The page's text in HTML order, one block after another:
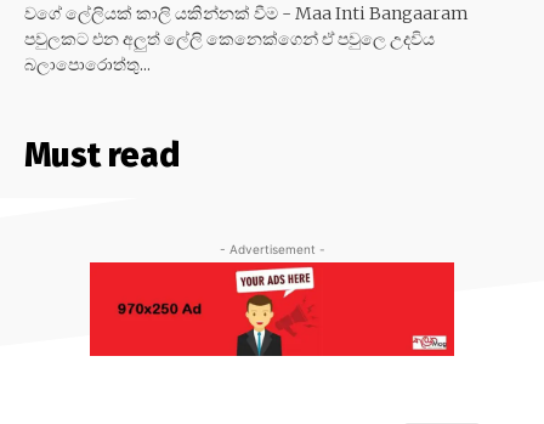
වගේ ලේලියක් කාලි යකින්නක් වීම - Maa Inti Bangaaram
පවුලකට එන අලුත් ලේලි කෙනෙක්ගෙන් ඒ පවුලෙ උදවිය
බලාපොරොත්තු...
Must read
- Advertisement -